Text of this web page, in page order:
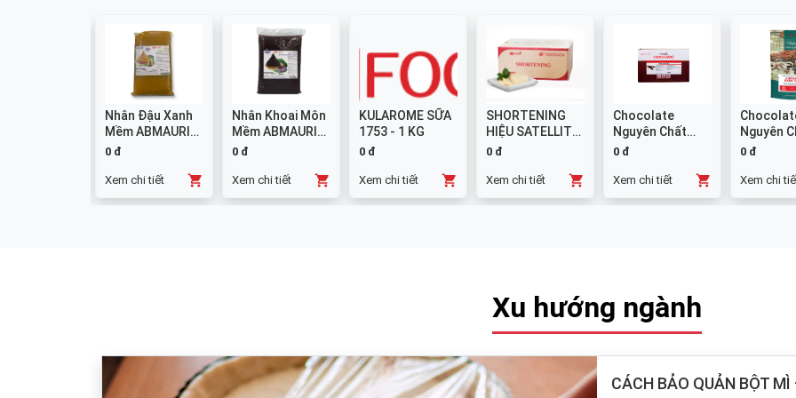
Nhân Đậu Xanh
Mềm ABMAURI
3kg
0 đ
Xem chi tiết
Nhân Khoai Môn
Mềm ABMAURI
3kg
0 đ
Xem chi tiết
KULAROME SỮA
1753 - 1 KG
0 đ
Xem chi tiết
SHORTENING
HIỆU SATELLITE
25 KG
0 đ
Xem chi tiết
Chocolate
Nguyên Chất
Đen GHANA
0 đ
Xem chi tiết
Nguyên
Sữa 38% -
0 đ
Xem chi
Xu hướng ngành
CÁCH BẢO QUẢN BỘT